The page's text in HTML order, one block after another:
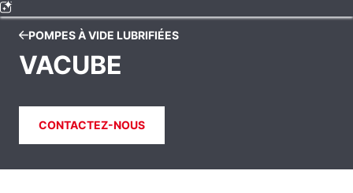
POMPES À VIDE LUBRIFIÉES
VACUBE
CONTACTEZ-NOUS